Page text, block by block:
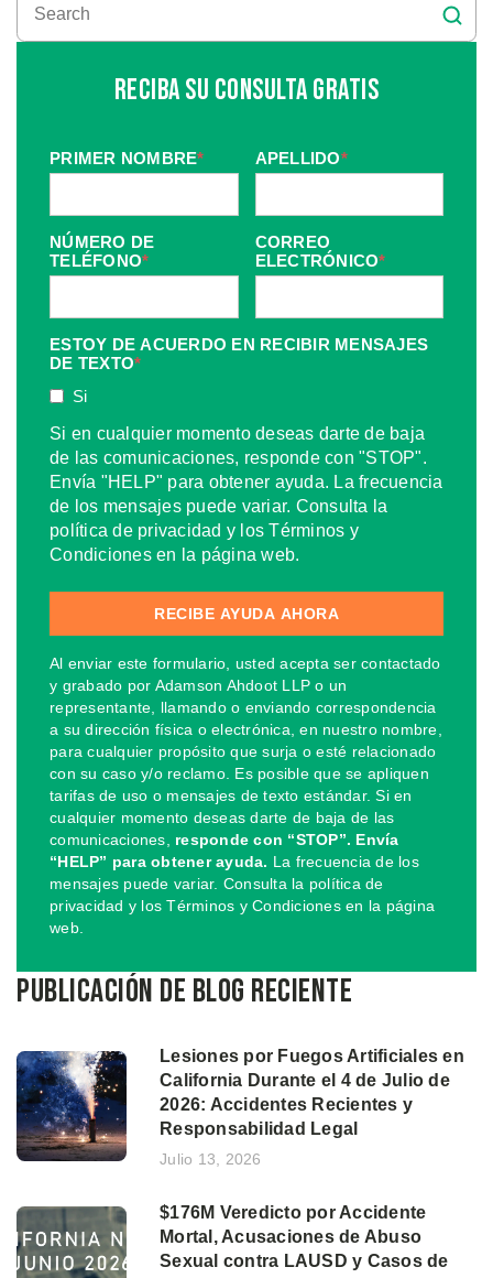
Reciba Su Consulta Gratis
PRIMER NOMBRE* APELLIDO*
NÚMERO DE
TELÉFONO*
CORREO
ELECTRÓNICO*
ESTOY DE ACUERDO EN RECIBIR MENSAJES
DE TEXTO*
Si
Si en cualquier momento deseas darte de baja
de las comunicaciones, responde con "STOP".
Envía "HELP" para obtener ayuda. La frecuencia
de los mensajes puede variar. Consulta la
política de privacidad y los Términos y
Condiciones en la página web.
Al enviar este formulario, usted acepta ser contactado
y grabado por Adamson Ahdoot LLP o un
representante, llamando o enviando correspondencia
a su dirección física o electrónica, en nuestro nombre,
para cualquier propósito que surja o esté relacionado
con su caso y/o reclamo. Es posible que se apliquen
tarifas de uso o mensajes de texto estándar. Si en
cualquier momento deseas darte de baja de las
comunicaciones, responde con “STOP”. Envía
“HELP” para obtener ayuda. La frecuencia de los
mensajes puede variar. Consulta la política de
privacidad y los Términos y Condiciones en la página
web.
Publicación de blog reciente
Lesiones por Fuegos Artificiales en
California Durante el 4 de Julio de
2026: Accidentes Recientes y
Responsabilidad Legal
Julio 13, 2026
$176M Veredicto por Accidente
Mortal, Acusaciones de Abuso
Sexual contra LAUSD y Casos de